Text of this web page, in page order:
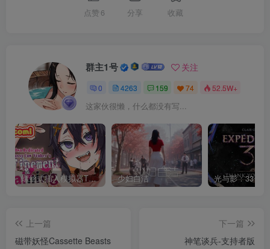
点赞 6 分享 收藏
群主1号 关注
0 4263 159 74 52.5W+
这家伙很懒，什么都没有写...
螺丝式插入模拟器TMA02 少妇白洁
上一篇
磁带妖怪Cassette Beasts
下一篇
神笔谈兵-支持者版